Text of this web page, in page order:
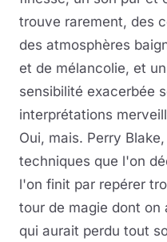
trouve rarement, des
des atmosphères
et de mélancolie, et
sensibilité exacerbée
interprétations
Oui, mais. Perry
techniques que l'on
l'on finit par repérer
tour de magie dont
qui aurait perdu tout